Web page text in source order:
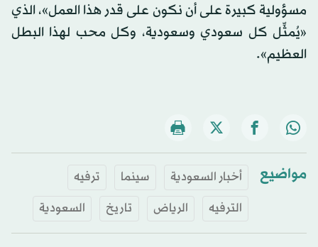
مسؤولية كبيرة على أن نكون على قدر هذا العمل»، الذي
«يُمثِّل كل سعودي وسعودية، وكل محب لهذا البطل
العظيم».
مواضيع أخبار السعودية سينما
ترفيه
الترفيه
الرياض تاريخ السعودية